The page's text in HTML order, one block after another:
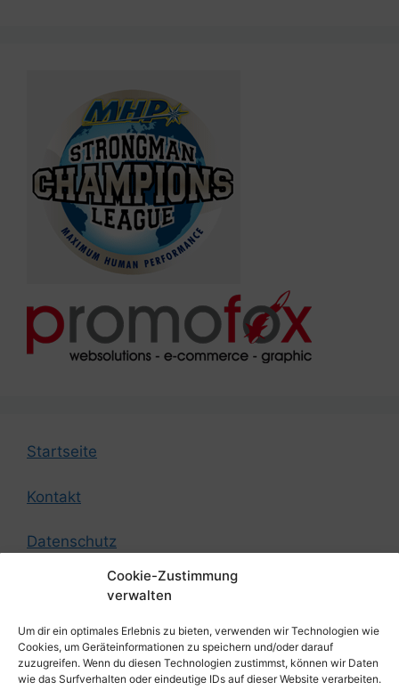
Cookie-Zustimmung
verwalten
Um dir ein optimales Erlebnis zu bieten, verwenden wir Technologien wie
Cookies, um Geräteinformationen zu speichern und/oder darauf
zuzugreifen. Wenn du diesen Technologien zustimmst, können wir Daten
wie das Surfverhalten oder eindeutige IDs auf dieser Website verarbeiten.
Startseite
Kontakt
Datenschutz
© by German Federation of Strength Athletes